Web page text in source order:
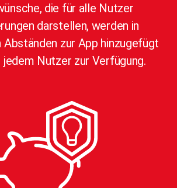
die für alle Nutzer
darstellen, werden in
Abständen zur App hinzugefügt
jedem Nutzer zur Verfügung.